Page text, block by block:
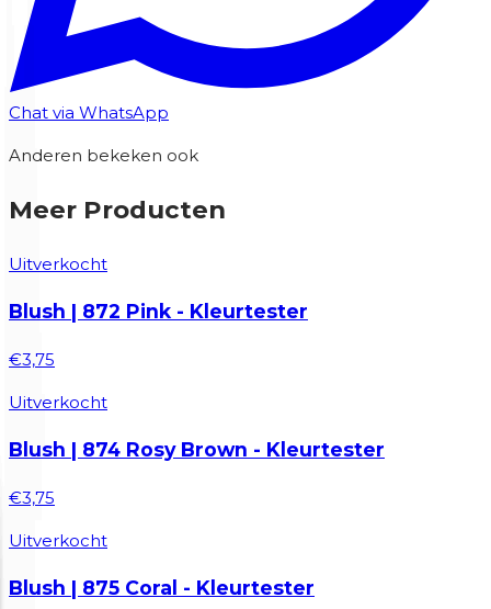
Chat via WhatsApp
Anderen bekeken ook
Meer Producten
Uitverkocht
Blush | 872 Pink - Kleurtester
€3,75
Uitverkocht
Blush | 874 Rosy Brown - Kleurtester
€3,75
Uitverkocht
Blush | 875 Coral - Kleurtester